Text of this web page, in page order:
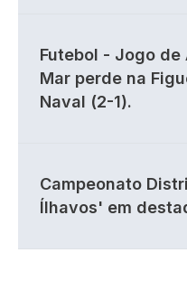
Futebol - Jogo
Mar perde na
Naval (2-1).
Campeonato
Ílhavos' em